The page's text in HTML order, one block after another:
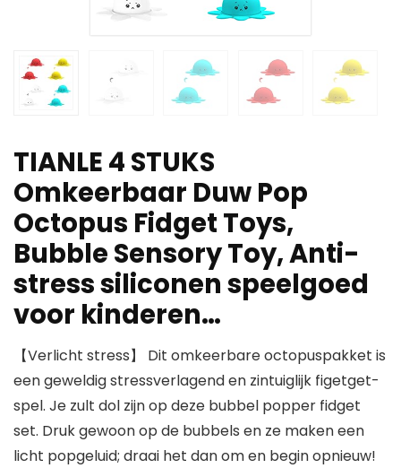
TIANLE 4 STUKS
Omkeerbaar Duw Pop
Octopus Fidget Toys,
Bubble Sensory Toy, Anti-
stress siliconen speelgoed
voor kinderen…
【Verlicht stress】 Dit omkeerbare octopuspakket is
een geweldig stressverlagend en zintuiglijk figetget-
spel. Je zult dol zijn op deze bubbel popper fidget
set. Druk gewoon op de bubbels en ze maken een
licht popgeluid; draai het dan om en begin opnieuw!